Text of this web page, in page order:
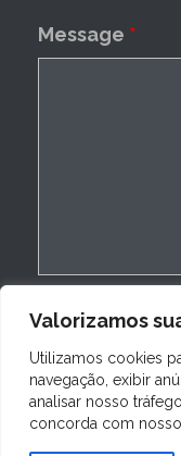
Valorizamos
Utilizamos cookies
navegação, exibir
analisar nosso
concorda com
Message *